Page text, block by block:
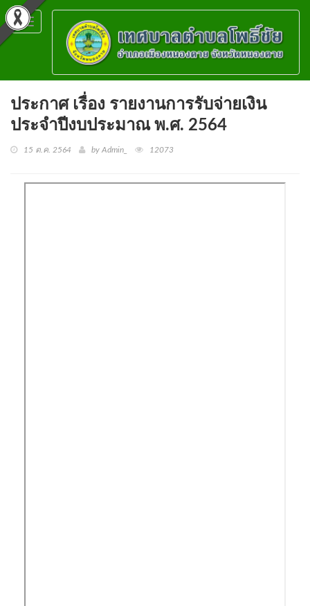
Toggle
navigation
ประกาศ เรื่อง รายงานการรับจ่ายเงิน
ประจำปีงบประมาณ พ.ศ. 2564
15 ต.ค. 2564 by Admin_ 12073